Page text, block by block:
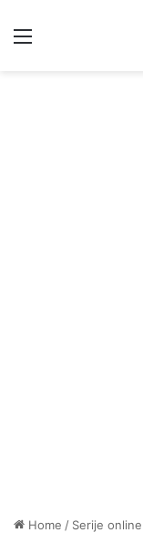
Menu
Home / Serije online